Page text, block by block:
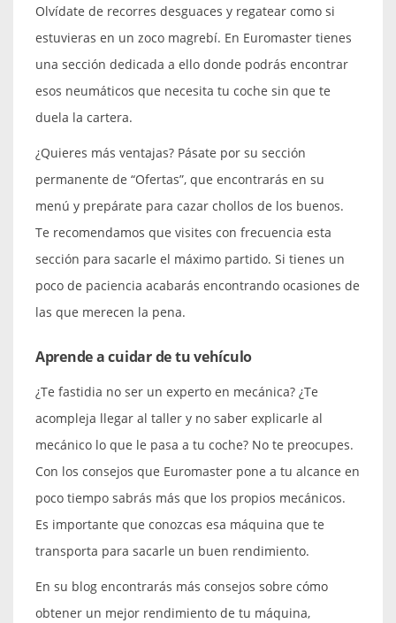
Olvídate de recorres desguaces y regatear como si
estuvieras en un zoco magrebí. En Euromaster tienes
una sección dedicada a ello donde podrás encontrar
esos neumáticos que necesita tu coche sin que te
duela la cartera.
¿Quieres más ventajas? Pásate por su sección
permanente de “Ofertas”, que encontrarás en su
menú y prepárate para cazar chollos de los buenos.
Te recomendamos que visites con frecuencia esta
sección para sacarle el máximo partido. Si tienes un
poco de paciencia acabarás encontrando ocasiones de
las que merecen la pena.
Aprende a cuidar de tu vehículo
¿Te fastidia no ser un experto en mecánica? ¿Te
acompleja llegar al taller y no saber explicarle al
mecánico lo que le pasa a tu coche? No te preocupes.
Con los consejos que Euromaster pone a tu alcance en
poco tiempo sabrás más que los propios mecánicos.
Es importante que conozcas esa máquina que te
transporta para sacarle un buen rendimiento.
En su blog encontrarás más consejos sobre cómo
obtener un mejor rendimiento de tu máquina,